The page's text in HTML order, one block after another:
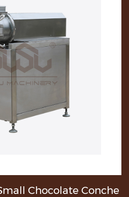
Chocolate Conche